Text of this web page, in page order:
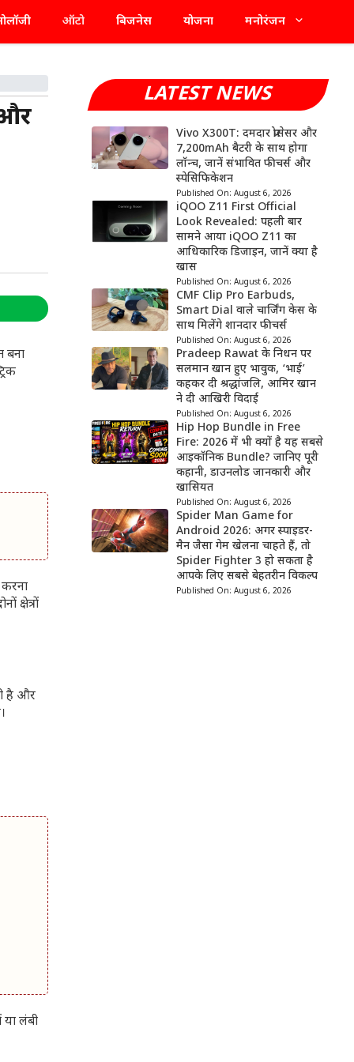
ऑटो बिजनेस योजना मनोरंजन
बना
क्षेत्रों
है और
लंबी
LATEST NEWS
Vivo X300T: दमदार प्रोसेसर और
7,200mAh बैटरी के साथ होगा
लॉन्च, जानें संभावित फीचर्स और
स्पेसिफिकेशन
Published On: August 6, 2026
iQOO Z11 First Official
Look Revealed: पहली बार
सामने आया iQOO Z11 का
आधिकारिक डिजाइन, जानें क्या है
खास
Published On: August 6, 2026
CMF Clip Pro Earbuds,
Smart Dial वाले चार्जिंग केस के
साथ मिलेंगे शानदार फीचर्स
Published On: August 6, 2026
Pradeep Rawat के निधन पर
सलमान खान हुए भावुक, ‘भाई’
कहकर दी श्रद्धांजलि, आमिर खान
ने दी आखिरी विदाई
Published On: August 6, 2026
Hip Hop Bundle in Free
Fire: 2026 में भी क्यों है यह सबसे
आइकॉनिक Bundle? जानिए पूरी
कहानी, डाउनलोड जानकारी और
खासियत
Published On: August 6, 2026
Spider Man Game for
Android 2026: अगर स्पाइडर-
मैन जैसा गेम खेलना चाहते हैं, तो
Spider Fighter 3 हो सकता है
आपके लिए सबसे बेहतरीन विकल्प
Published On: August 6, 2026